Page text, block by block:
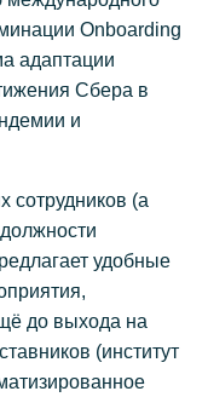
Onboarding
адаптации
Сбера в
и
сотрудников (а
удобные
до выхода на
(институт